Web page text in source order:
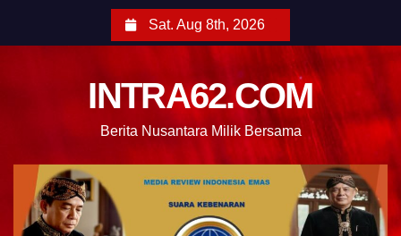
Sat. Aug 8th, 2026
INTRA62.COM
Berita Nusantara Milik Bersama